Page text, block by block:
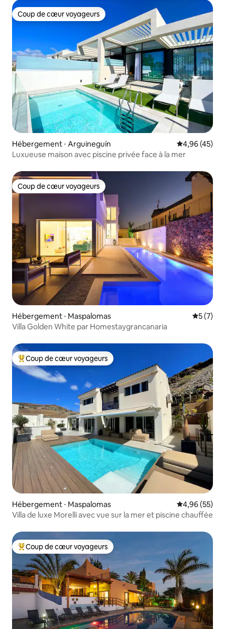
Coup de cœur voyageurs
Coup de cœur voyageurs
Hébergement ⋅ Arguineguín Évaluation
4,96 (45)
Luxueuse maison avec piscine privée face à la mer
Coup de cœur voyageurs
Coup de cœur voyageurs
Hébergement ⋅ Maspalomas
5 (7)
Villa Golden White par Homestaygrancanaria
Coups de cœur voyageurs les plus appréciés
Coup de cœur voyageurs
Hébergement ⋅ Maspalomas Évaluation
4,96 (55)
Villa de luxe Morelli avec vue sur la mer et piscine chauffée
Coups de cœur voyageurs les plus appréciés
Coup de cœur voyageurs